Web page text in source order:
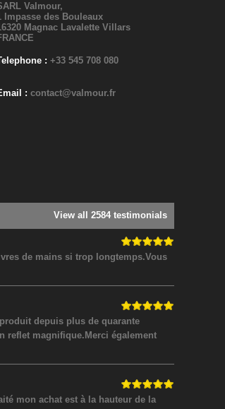
Valmour,
Impasse des Bouleaux
Magnac Lavalette Villars
:+33 545 708 080
:contact@valmour.fr
View all 2584 testimonials
de mains si trop longtemps.Vous
depuis plus de quarante
reflet magnifique.Merci également
mon achat est à la hauteur de la